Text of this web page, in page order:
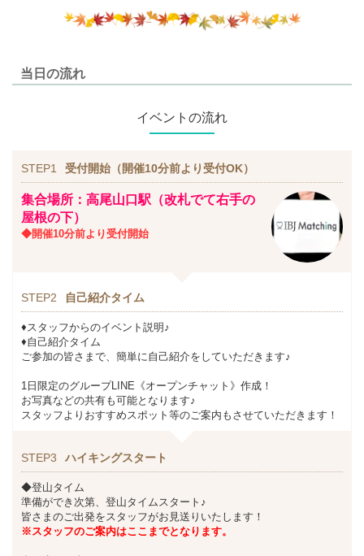
当日の流れ
イベントの流れ
STEP1 受付開始（開催10分前より受付OK）
集合場所：高尾山口駅（改札でて右手の
屋根の下）
◆開催10分前より受付開始
STEP2 自己紹介タイム
♦スタッフからのイベント説明♪
♦自己紹介タイム
ご参加の皆さまで、簡単に自己紹介をしていただきます♪
1日限定のグループLINE《オープンチャット》作成！
お写真などの共有も可能となります♪
スタッフよりおすすめスポット等のご案内もさせていただきます！
STEP3 ハイキングスタート
◆登山タイム
準備ができ次第、登山タイムスタート♪
皆さまのご出発をスタッフがお見送りいたします！
※スタッフのご案内はここまでとなります。